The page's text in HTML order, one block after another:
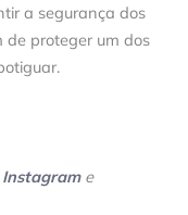
a segurança dos
de proteger um dos
Instagrame